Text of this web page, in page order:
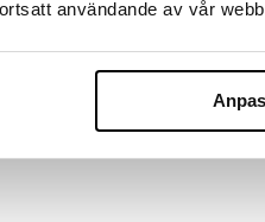
användande av vår
mukana tulevassa
teräslangasta.